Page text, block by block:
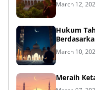
March 12,
Hukum
March 10,
Meraih